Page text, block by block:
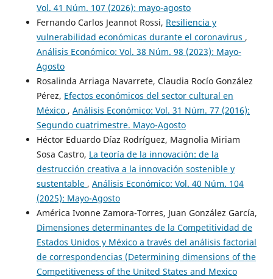
Vol. 41 Núm. 107 (2026): mayo-agosto
Fernando Carlos Jeannot Rossi, Resiliencia y
vulnerabilidad económicas durante el coronavirus ,
Análisis Económico: Vol. 38 Núm. 98 (2023): Mayo-
Agosto
Rosalinda Arriaga Navarrete, Claudia Rocío González
Pérez, Efectos económicos del sector cultural en
México , Análisis Económico: Vol. 31 Núm. 77 (2016):
Segundo cuatrimestre. Mayo-Agosto
Héctor Eduardo Díaz Rodríguez, Magnolia Miriam
Sosa Castro, La teoría de la innovación: de la
destrucción creativa a la innovación sostenible y
sustentable , Análisis Económico: Vol. 40 Núm. 104
(2025): Mayo-Agosto
América Ivonne Zamora-Torres, Juan González García,
Dimensiones determinantes de la Competitividad de
Estados Unidos y México a través del análisis factorial
de correspondencias (Determining dimensions of the
Competitiveness of the United States and Mexico